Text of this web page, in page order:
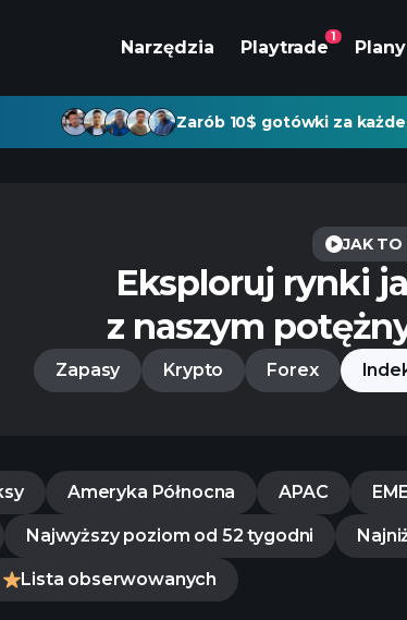
Narzędzia Playtrade
1
Plany
Zarób 10$ gotówki za
JAK TO
Eksploruj rynki
z naszym
Zapasy Krypto Forex
Ameryka Północna APAC
Najwyższy poziom od 52 tygodni
Lista obserwowanych